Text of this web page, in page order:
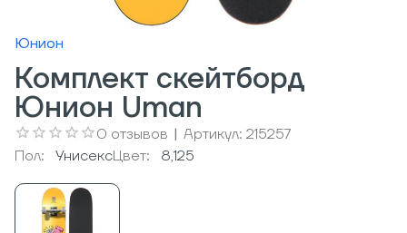
Юнион
Комплект скейтборд
Юнион Uman
0 отзывов | Артикул: 215257
Пол:
УнисексЦвет: 8,125